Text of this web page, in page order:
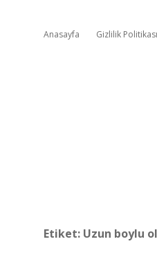
Anasayfa Gizlilik Politikası
Etiket: Uzun boylu